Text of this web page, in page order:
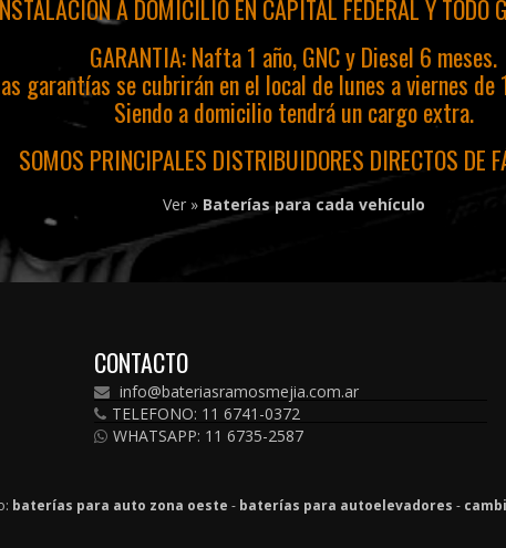
A DOMICILIO EN CAPITAL FEDERAL Y TODO
GARANTIA: Nafta 1 año, GNC y Diesel 6 meses.
garantías se cubrirán en el local de lunes a viernes de
Siendo a domicilio tendrá un cargo extra.
SOMOS PRINCIPALES DISTRIBUIDORES DIRECTOS DE
Ver » Baterías para cada vehículo
CONTACTO
info@bateriasramosmejia.com.ar
TELEFONO: 11 6741-0372
WHATSAPP: 11 6735-2587
baterías para auto zona oeste - baterías para autoelevadores -